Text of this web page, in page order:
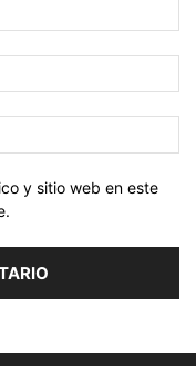
y sitio web en este